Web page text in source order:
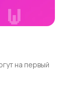
на первый